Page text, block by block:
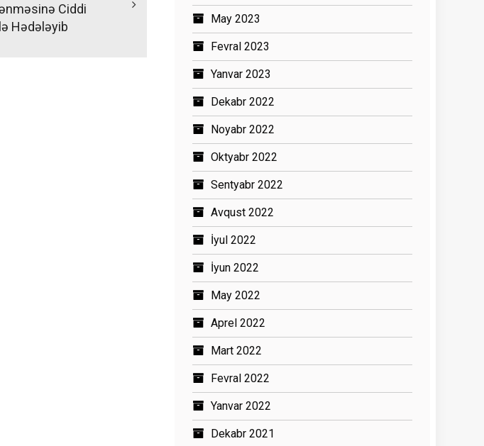
Ciddi
Hədələyib
May 2023
Fevral 2023
Yanvar 2023
Dekabr 2022
Noyabr 2022
Oktyabr 2022
Sentyabr 2022
Avqust 2022
İyul 2022
İyun 2022
May 2022
Aprel 2022
Mart 2022
Fevral 2022
Yanvar 2022
Dekabr 2021